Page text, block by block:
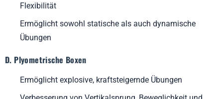
Flexibilität
Ermöglicht sowohl statische als auch dynamische
Übungen
D. Plyometrische Boxen
Ermöglicht explosive, kraftsteigernde Übungen